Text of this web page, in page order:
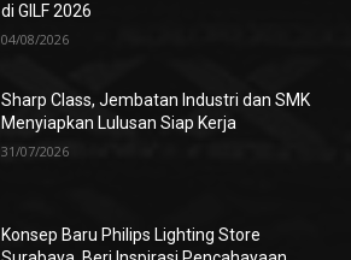
di GILF 2026
04/08/2026
Sharp Class, Jembatan Industri dan SMK
Menyiapkan Lulusan Siap Kerja
31/07/2026
Konsep Baru Philips Lighting Store